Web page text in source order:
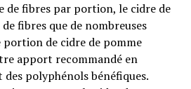
de fibres par portion, le cidre de
fibres que de nombreuses
portion de cidre de pomme
apport recommandé en
polyphénols bénéfiques.